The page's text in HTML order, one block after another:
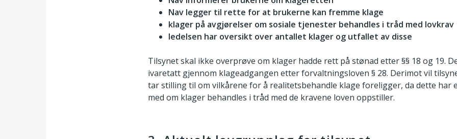
Nav legger til rette for at brukerne kan fremme klage
klager på avgjørelser om sosiale tjenester behandles i tråd med lovkrav
ledelsen har oversikt over antallet klager og utfallet av disse
Tilsynet skal ikke overprøve om klager hadde rett på stønad etter §§ 18 og 19.
ivaretatt gjennom klageadgangen etter forvaltningsloven § 28. Derimot vil
tar stilling til om vilkårene for å realitetsbehandle klage foreligger, da dette har
med om klager behandles i tråd med de kravene loven oppstiller.